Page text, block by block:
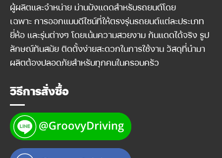
ผู้ผลิตและจำหน่าย ม่านบังแดดสำหรับรถยนต์โดย
เฉพาะ การออกแบบดีไซน์ที่ให้ตรงรุ่นรถยนต์แต่ละประเภท
ยี่ห้อ และรุ่นต่างๆ โดยเน้นความสวยงาม กันแดดได้จริง รูป
ลักษณ์ทันสมัย ติดตั้งง่ายสะดวกในการใช้งาน วัสดุที่นำมา
ผลิตต้องปลอดภัยสำหรับทุกคนในครอบครัว
วิธีการสั่งซื้อ